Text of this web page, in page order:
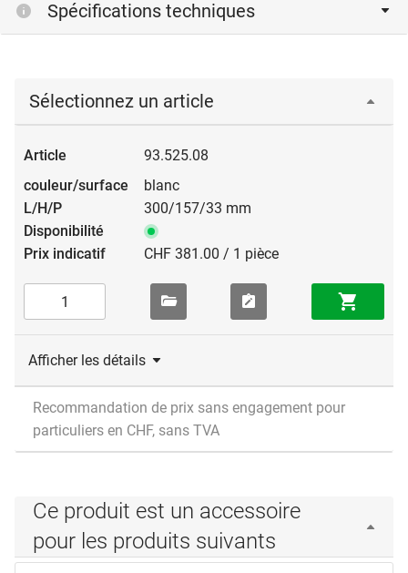
Spécifications techniques
Sélectionnez un article
93.525.08
blanc
300/157/33 mm
CHF 381.00 / 1 pièce
Afficher les détails
Recommandation de prix sans engagement pour
particuliers en CHF, sans TVA
Ce produit est un accessoire
pour les produits suivants